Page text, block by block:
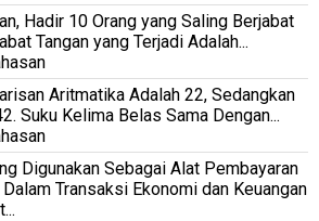
Hadir 10 Orang yang Saling Berjabat
Tangan yang Terjadi Adalah...
Aritmatika Adalah 22, Sedangkan
Suku Kelima Belas Sama Dengan...
Digunakan Sebagai Alat Pembayaran
Transaksi Ekonomi dan Keuangan